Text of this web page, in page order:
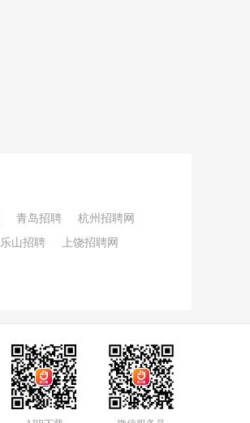
青岛招聘
杭州招聘网
乐山招聘 上饶招聘网